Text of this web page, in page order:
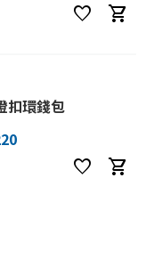
favorite shopping_cart
扣環錢包
favorite shopping_cart